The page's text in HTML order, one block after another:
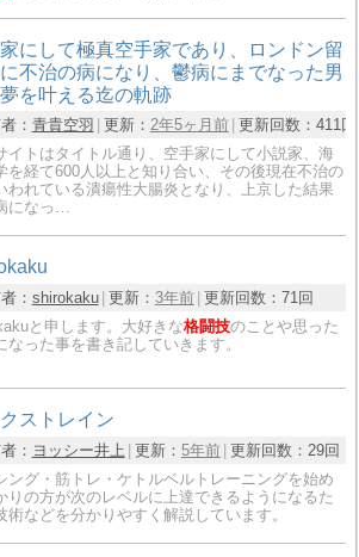
にして極真空手家であり、ロンドン留
不治の病になり、鬱病にまでなった男
を叶える迄の軌跡
： 青貴空羽 更新： 2年5ヶ月前 更新回数： 411回
イトはタイトル通り、空手家にして小説家、海
を経て600人以上と知り合い、その後現在不治の
われている潰瘍性大腸炎となり、上京した結果
になっ…
： shirokaku 更新： 3年前 更新回数： 71回
と申します。大好きな格闘技のことや思った
なった事を書き記していきます。
ストレイン
： ヨッシー井上 更新： 5年前 更新回数： 29回
ング・筋トレ・ケトルベルトレーニングを始め
りの方が次のレベルに上達できるようになるた
術などを分かりやすく解説しています。